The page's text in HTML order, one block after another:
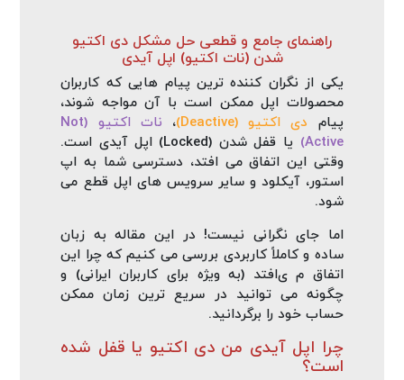
راهنمای جامع و قطعی حل مشکل دی‌ اکتیو
شدن (نات اکتیو) اپل آیدی
یکی از نگران‌ کننده ترین پیام‌ هایی که کاربران
محصولات اپل ممکن است با آن مواجه شوند،
پیام دی‌ اکتیو (Deactive) ،
نات اکتیو (Not
Active)
یا قفل شدن (Locked) اپل آیدی است.
وقتی این اتفاق می‌ افتد، دسترسی شما به اپ
استور، آیکلود و سایر سرویس‌ های اپل قطع می‌
شود.
اما جای نگرانی نیست! در این مقاله به زبان
ساده و کاملاً کاربردی بررسی می‌ کنیم که چرا این
اتفاق م ی‌افتد (به ویژه برای کاربران ایرانی) و
چگونه می‌ توانید در سریع‌ ترین زمان ممکن
حساب خود را برگردانید.
چرا اپل آیدی من دی اکتیو یا قفل شده
است؟